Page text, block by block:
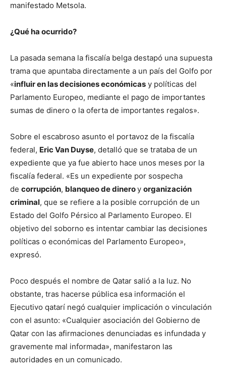
manifestado Metsola.
¿Qué ha ocurrido?
La pasada semana la fiscalía belga destapó una supuesta
trama que apuntaba directamente a un país del Golfo por
«influir en las decisiones económicas y políticas del
Parlamento Europeo, mediante el pago de importantes
sumas de dinero o la oferta de importantes regalos».
Sobre el escabroso asunto el portavoz de la fiscalía
federal, Eric Van Duyse, detalló que se trataba de un
expediente que ya fue abierto hace unos meses por la
fiscalía federal. «Es un expediente por sospecha
de corrupción, blanqueo de dineroy organización
criminal, que se refiere a la posible corrupción de un
Estado del Golfo Pérsico al Parlamento Europeo. El
objetivo del soborno es intentar cambiar las decisiones
políticas o económicas del Parlamento Europeo»,
expresó.
Poco después el nombre de Qatar salió a la luz. No
obstante, tras hacerse pública esa información el
Ejecutivo qatarí negó cualquier implicación o vinculación
con el asunto: «Cualquier asociación del Gobierno de
Qatar con las afirmaciones denunciadas es infundada y
gravemente mal informada», manifestaron las
autoridades en un comunicado.